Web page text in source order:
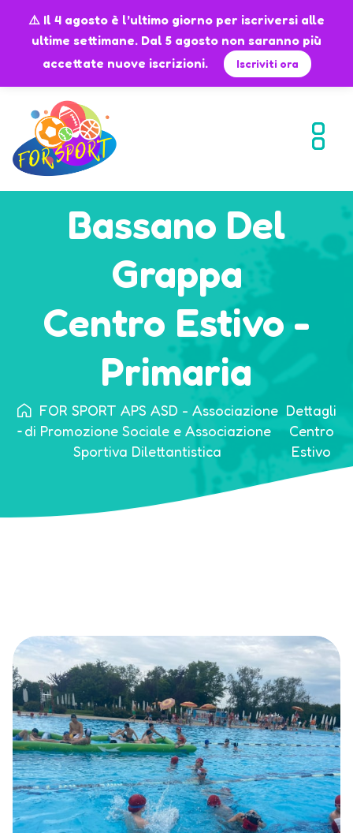
⚠️ Il 4 agosto è l’ultimo giorno per iscriversi alle
ultime settimane. Dal 5 agosto non saranno più
accettate nuove iscrizioni.
Iscriviti ora
Bassano Del
Grappa
Centro Estivo -
Primaria
FOR SPORT APS ASD - Associazione
di Promozione Sociale e Associazione
Sportiva Dilettantistica
Dettagli
Centro
Estivo